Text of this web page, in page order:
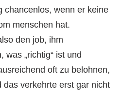
chancenlos, wenn er keine
menschen hat.
den job, ihm
was „richtig“ ist und
oft zu belohnen,
das verkehrte erst gar nicht